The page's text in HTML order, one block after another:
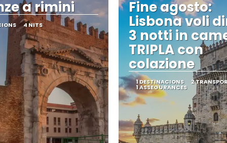
a rimini
4 NITS
Fine agosto:
Lisbona voli
3 notti in
TRIPLA con
colazione
1 DESTINACIONS 2
1 ASSEGURANCES